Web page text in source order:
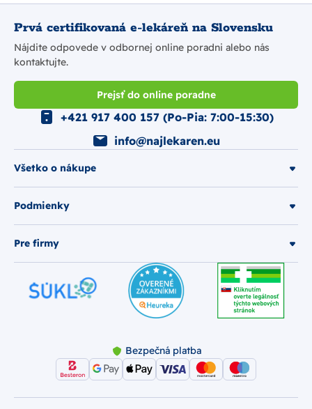
Prvá certifikovaná e-lekáreň na Slovensku
Nájdite odpovede v odbornej online poradni alebo nás
kontaktujte.
Prejsť do online poradne
Všetko o nákupe
Podmienky
Pre firmy
+421 917 400 157 (Po-Pia: 7:00-15:30)
info@najlekaren.eu
Bezpečná platba